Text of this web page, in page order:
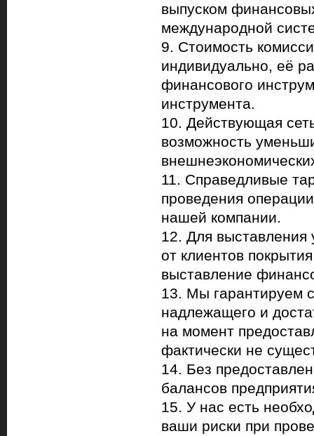
выпуском
международной
9. Стоимость
индивидуально, её
финансового
инструмента.
10. Действующая
возможность
11. Справедливые
проведения
нашей компании.
12. Для выставления
от клиентов
выставление
13. Мы гарантируем
надлежащего и
на момент
фактически не
14. Без
балансов
15. У нас есть
ваши риски при